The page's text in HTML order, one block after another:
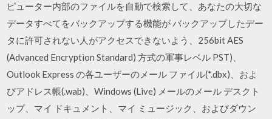
ピューター内部のファイルを自動で検索して、あなたの大切な
データすべてをバックアップする機能が バックアップしたデー
タに許可されない人がアクセスできないよう、256bit AES
(Advanced Encryption Standard) 方式の軍事レベル PST)、
Outlook Express の各ユーザーのメール ファイル(*.dbx)、およ
びアドレス帳(.wab)、Windows (Live) メールのメール デスクト
ップ、マイ ドキュメント、マイ ミュージック、およびダウン